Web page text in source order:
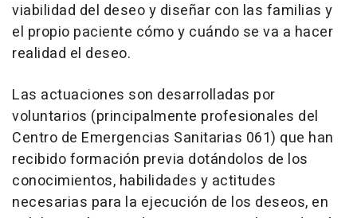
viabilidad del deseo y diseñar con las familias y
el propio paciente cómo y cuándo se va a hacer
realidad el deseo.
Las actuaciones son desarrolladas por
voluntarios (principalmente profesionales del
Centro de Emergencias Sanitarias 061) que han
recibido formación previa dotándolos de los
conocimientos, habilidades y actitudes
necesarias para la ejecución de los deseos, en